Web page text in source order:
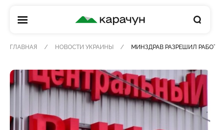
КАРАЧУН
ГЛАВНАЯ НОВОСТИ УКРАИНЫ МИНЗДРАВ РАЗРЕШИЛ